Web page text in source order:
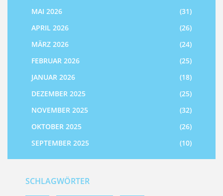
MAI 2026
(31)
APRIL 2026
(26)
MÄRZ 2026
(24)
FEBRUAR 2026
(25)
JANUAR 2026
(18)
DEZEMBER 2025
(25)
NOVEMBER 2025
(32)
OKTOBER 2025
(26)
SEPTEMBER 2025
(10)
SCHLAGWÖRTER